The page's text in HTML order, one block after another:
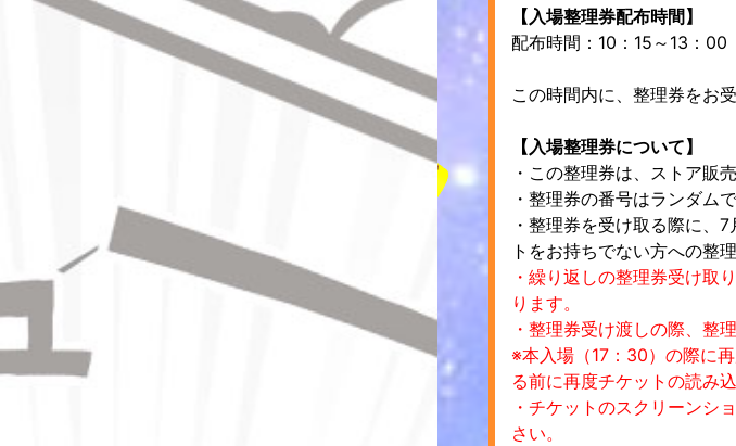
【入場整理券配布時間】
配布時間：10：15～13：00
この時間内に、整理券をお
【入場整理券について】
・この整理券は、ストア販
・整理券の番号はランダム
・整理券を受け取る際に、
トをお持ちでない方への整
・繰り返しの整理券受け取
ります。
・整理券受け渡しの際、整
※本入場（17：30）の際に
る前に再度チケットの読み
・チケットのスクリーンシ
さい。